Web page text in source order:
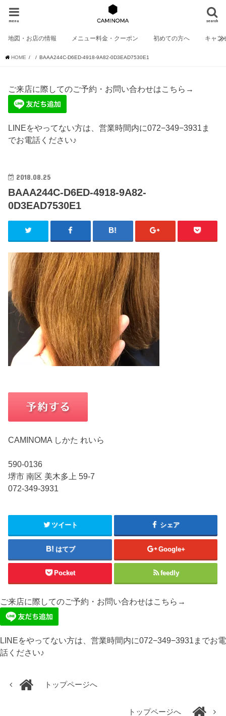
search
menu
地図・お店の情報 メニュー料金・クーポン 初めての方へ キャン
HOME BAAA244C-D6ED-4918-9A82-0D3EAD7530E1
ご来店に際してのご予約・お問い合わせはこちら→
LINEをやってない方は、営業時間内に072−349−3931ま
でお電話ください♪
2018.08.25
BAAA244C-D6ED-4918-9A82-
0D3EAD7530E1
CAMINOMA しかた れいら
590-0136
堺市 南区 美木多上 59-7
072-349-3931
ツイート シェア
はてブ Google+
Pocket feedly
ご来店に際してのご予約・お問い合わせはこちら→
LINEをやってない方は、営業時間内に072−349−3931までお電
話ください♪
トップページへ
トップページへ